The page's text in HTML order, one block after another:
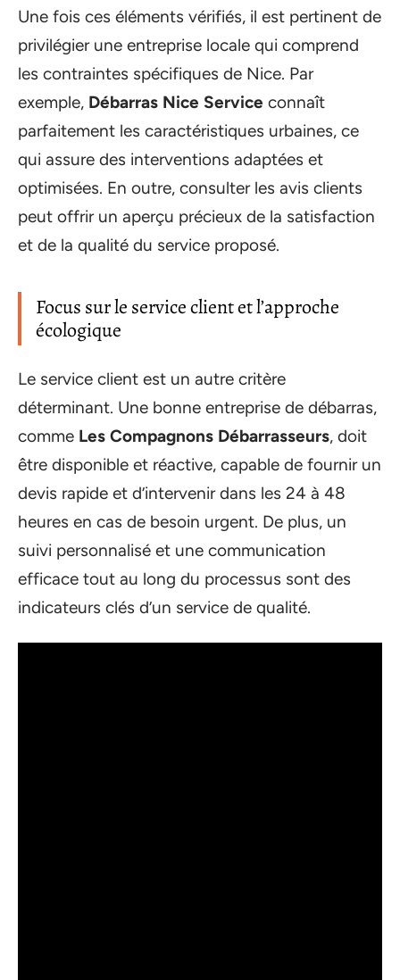
Une fois ces éléments vérifiés, il est pertinent de
privilégier une entreprise locale qui comprend
les contraintes spécifiques de Nice. Par
exemple, Débarras Nice Service connaît
parfaitement les caractéristiques urbaines, ce
qui assure des interventions adaptées et
optimisées. En outre, consulter les avis clients
peut offrir un aperçu précieux de la satisfaction
et de la qualité du service proposé.
Focus sur le service client et l’approche
écologique
Le service client est un autre critère
déterminant. Une bonne entreprise de débarras,
comme Les Compagnons Débarrasseurs, doit
être disponible et réactive, capable de fournir un
devis rapide et d’intervenir dans les 24 à 48
heures en cas de besoin urgent. De plus, un
suivi personnalisé et une communication
efficace tout au long du processus sont des
indicateurs clés d’un service de qualité.